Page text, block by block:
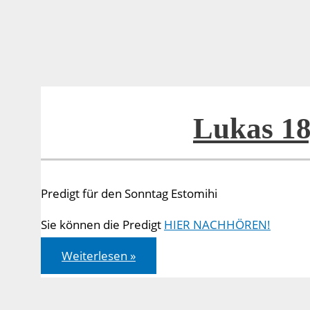
Lukas
Predigt für den Sonntag Estomihi
Sie können die Predigt HIER NACHHÖREN!
Lukas
18,31-
43
Weiterlesen »